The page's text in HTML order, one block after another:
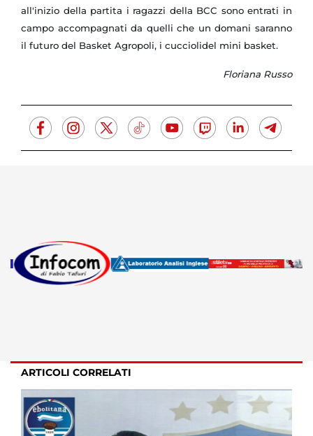
all'inizio della partita i ragazzi della BCC sono entrati in
campo accompagnati da quelli che un domani saranno
il futuro del Basket Agropoli, i cucciolidel mini basket.
Floriana Russo
ARTICOLI CORRELATI